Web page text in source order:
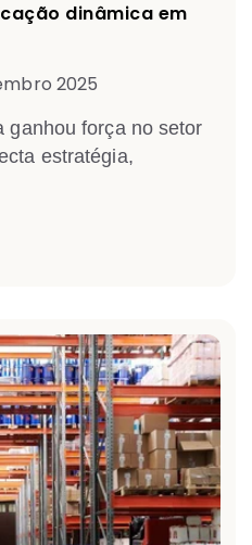
dinâmica em
2025
ganhou força no setor
estratégia,